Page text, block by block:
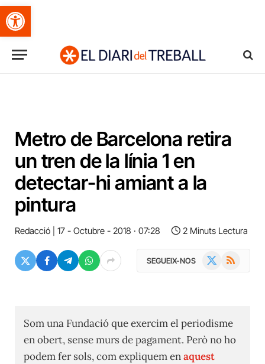
Obre la barra d'eines
Metro de Barcelona retira
un tren de la línia 1 en
detectar-hi amiant a la
pintura
Redacció 17 - Octubre - 2018 · 07:28 2 Minuts Lectura
SEGUEIX-NOS RSS
Som una Fundació que exercim el periodisme
en obert, sense murs de pagament. Però no ho
podem fer sols, com expliquem enaquest